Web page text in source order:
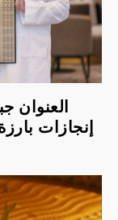
إنجازات